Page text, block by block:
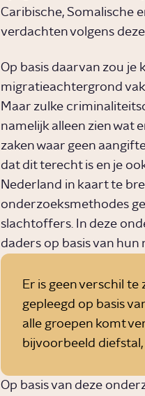
Caribische, Somalische
verdachten volgens
Op basis daarvan zou je
migratieachtergrond
Maar zulke
namelijk alleen zien wat
zaken waar geen
dat dit terecht is en je
Nederland in kaart te
onderzoeksmethodes
slachtoffers. In deze
daders op basis van
Er is geen verschil
gepleegd op basis
alle groepen komt
bijvoorbeeld
Op basis van deze